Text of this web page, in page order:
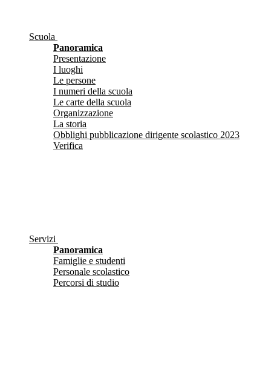
Scuola
Panoramica
Presentazione
I luoghi
Le persone
I numeri della scuola
Le carte della scuola
Organizzazione
La storia
Obblighi pubblicazione dirigente scolastico 2023
Verifica
Servizi
Panoramica
Famiglie e studenti
Personale scolastico
Percorsi di studio